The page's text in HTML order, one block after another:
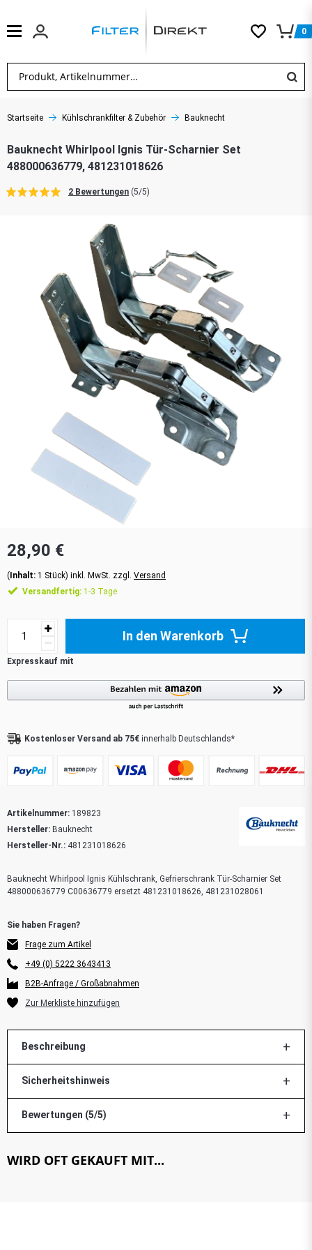
0
Startseite Kühlschrankfilter & Zubehör Bauknecht
Bauknecht Whirlpool Ignis Tür-Scharnier Set
488000636779, 481231018626
2 Bewertungen (5/5)
Artikelnummer: 189823
Hersteller: Bauknecht
Hersteller-Nr.: 481231018626
Bauknecht Whirlpool Ignis Kühlschrank, Gefrierschrank Tür-Scharnier Set
488000636779 C00636779 ersetzt 481231018626, 481231028061
Frage zum Artikel
+49 (0) 5222 3643413
B2B-Anfrage / Großabnahmen
28,90 €
(Inhalt: 1 Stück) inkl. MwSt. zzgl. Versand
Versandfertig: 1-3 Tage
In den Warenkorb
Kostenloser Versand ab 75€ innerhalb Deutschlands*
Beschreibung
Sicherheitshinweis
Bewertungen (5/5)
WIRD OFT GEKAUFT MIT...